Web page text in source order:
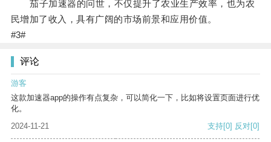
茄子加速器的问世，不仅提升了农业生产效率，也为农
民增加了收入，具有广阔的市场前景和应用价值。
#3#
评论
游客
这款加速器app的操作有点复杂，可以简化一下，比如将设置页面进行优
化。
2024-11-21
支持[0] 反对[0]